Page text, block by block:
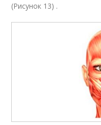
(Рисунок 13) .